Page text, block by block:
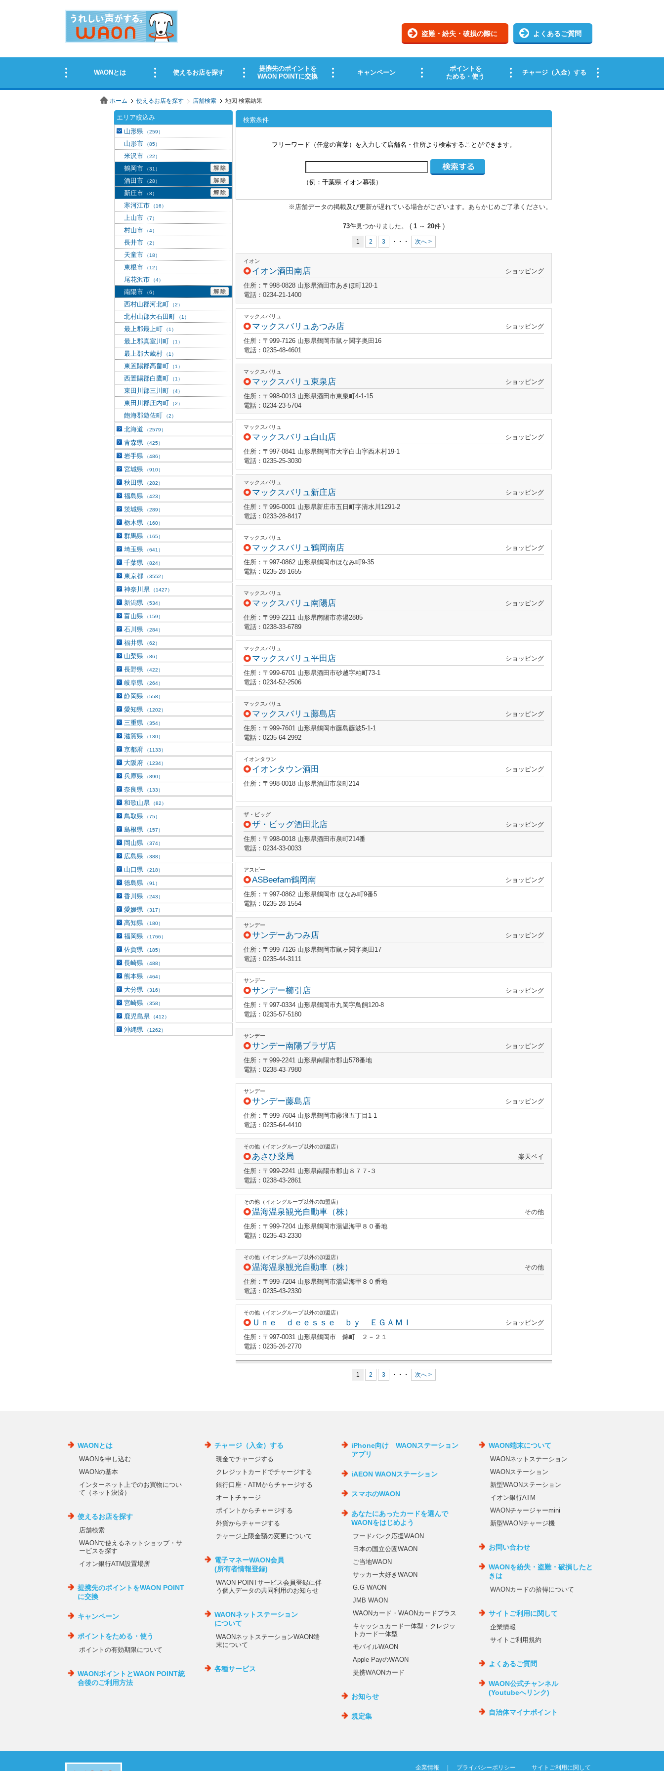
ホーム 使えるお店を探す 店舗検索 地図 検索結果
検索条件
フリーワード（任意の言葉）を入力して店舗名・住所より検索することができます。
（例：千葉県 イオン幕張）
※店舗データの掲載及び更新が遅れている場合がございます。あらかじめご了承ください。
73件見つかりました。 ( 1 ～ 20件 )
1 2 3 ・・・ 次へ >
イオン
イオン酒田南店
ショッピング
住所：〒998-0828 山形県酒田市あきほ町120-1
電話：0234-21-1400
マックスバリュ
マックスバリュあつみ店
ショッピング
住所：〒999-7126 山形県鶴岡市鼠ヶ関字奥田16
電話：0235-48-4601
マックスバリュ
マックスバリュ東泉店
ショッピング
住所：〒998-0013 山形県酒田市東泉町4-1-15
電話：0234-23-5704
マックスバリュ
マックスバリュ白山店
ショッピング
住所：〒997-0841 山形県鶴岡市大字白山字西木村19-1
電話：0235-25-3030
マックスバリュ
マックスバリュ新庄店
ショッピング
住所：〒996-0001 山形県新庄市五日町字清水川1291-2
電話：0233-28-8417
マックスバリュ
マックスバリュ鶴岡南店
ショッピング
住所：〒997-0862 山形県鶴岡市ほなみ町9-35
電話：0235-28-1655
マックスバリュ
マックスバリュ南陽店
ショッピング
住所：〒999-2211 山形県南陽市赤湯2885
電話：0238-33-6789
マックスバリュ
マックスバリュ平田店
ショッピング
住所：〒999-6701 山形県酒田市砂越字粕町73-1
電話：0234-52-2506
マックスバリュ
マックスバリュ藤島店
ショッピング
住所：〒999-7601 山形県鶴岡市藤島藤波5-1-1
電話：0235-64-2992
イオンタウン
イオンタウン酒田
ショッピング
住所：〒998-0018 山形県酒田市泉町214
ザ・ビッグ
ザ・ビッグ酒田北店
ショッピング
住所：〒998-0018 山形県酒田市泉町214番
電話：0234-33-0033
アスビー
ASBeefam鶴岡南
ショッピング
住所：〒997-0862 山形県鶴岡市 ほなみ町9番5
電話：0235-28-1554
サンデー
サンデーあつみ店
ショッピング
住所：〒999-7126 山形県鶴岡市鼠ヶ関字奥田17
電話：0235-44-3111
サンデー
サンデー櫛引店
ショッピング
住所：〒997-0334 山形県鶴岡市丸岡字鳥飼120-8
電話：0235-57-5180
サンデー
サンデー南陽プラザ店
ショッピング
住所：〒999-2241 山形県南陽市郡山578番地
電話：0238-43-7980
サンデー
サンデー藤島店
ショッピング
住所：〒999-7604 山形県鶴岡市藤浪五丁目1-1
電話：0235-64-4410
その他（イオングループ以外の加盟店）
あさひ薬局
楽天ペイ
住所：〒999-2241 山形県南陽市郡山８７７‐３
電話：0238-43-2861
その他（イオングループ以外の加盟店）
温海温泉観光自動車（株）
その他
住所：〒999-7204 山形県鶴岡市湯温海甲８０番地
電話：0235-43-2330
その他（イオングループ以外の加盟店）
温海温泉観光自動車（株）
その他
住所：〒999-7204 山形県鶴岡市湯温海甲８０番地
電話：0235-43-2330
その他（イオングループ以外の加盟店）
Ｕｎｅ ｄｅｅｓｓｅ ｂｙ ＥＧＡＭＩ
ショッピング
住所：〒997-0031 山形県鶴岡市 錦町 ２－２１
電話：0235-26-2770
1 2 3 ・・・ 次へ >
エリア絞込み
山形県
（259）
山形市 （85）
米沢市 （22）
鶴岡市 （31）
酒田市 （28）
新庄市 （8）
寒河江市 （16）
上山市 （7）
村山市 （4）
長井市 （2）
天童市 （18）
東根市 （12）
尾花沢市 （4）
南陽市 （6）
西村山郡河北町 （2）
北村山郡大石田町 （1）
最上郡最上町 （1）
最上郡真室川町 （1）
最上郡大蔵村 （1）
東置賜郡高畠町 （1）
西置賜郡白鷹町 （1）
東田川郡三川町 （4）
東田川郡庄内町 （2）
飽海郡遊佐町 （2）
北海道 （2579）
青森県 （425）
岩手県 （486）
宮城県 （910）
秋田県 （282）
福島県 （423）
茨城県 （289）
栃木県 （160）
群馬県 （165）
埼玉県 （641）
千葉県 （824）
東京都 （3552）
神奈川県 （1427）
新潟県 （534）
富山県 （159）
石川県 （284）
福井県 （62）
山梨県 （86）
長野県 （422）
岐阜県 （264）
静岡県 （558）
愛知県 （1202）
三重県 （354）
滋賀県 （130）
京都府 （1133）
大阪府 （1234）
兵庫県 （890）
奈良県 （133）
和歌山県 （82）
鳥取県 （75）
島根県 （157）
岡山県 （374）
広島県 （388）
山口県 （218）
徳島県 （91）
香川県 （243）
愛媛県 （317）
高知県 （180）
福岡県 （1766）
佐賀県 （185）
長崎県 （488）
熊本県 （464）
大分県 （316）
宮崎県 （358）
鹿児島県 （412）
沖縄県 （1262）